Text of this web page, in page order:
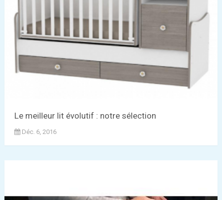
Le meilleur lit évolutif : notre sélection
Déc. 6, 2016